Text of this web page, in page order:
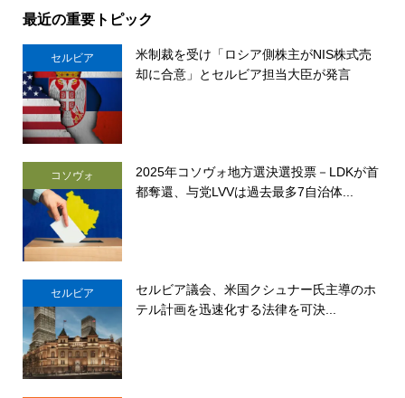
最近の重要トピック
セルビア
米制裁を受け「ロシア側株主がNIS株式売
却に合意」とセルビア担当大臣が発言
コソヴォ
2025年コソヴォ地方選決選投票－LDKが首
都奪還、与党LVVは過去最多7自治体...
セルビア
セルビア議会、米国クシュナー氏主導のホ
テル計画を迅速化する法律を可決...